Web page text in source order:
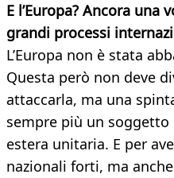
E l’Europa? Ancora una
grandi processi
L’Europa non è stata
Questa però non deve
attaccarla, ma una
sempre più un
estera unitaria. E per
nazionali forti, ma